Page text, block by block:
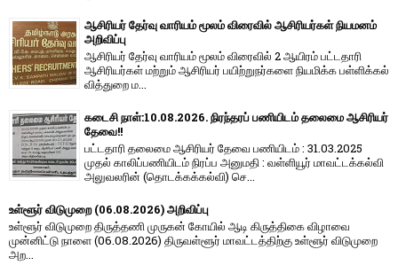
ஆசிரியர் தேர்வு வாரியம் மூலம் விரைவில் ஆசிரியர்கள் நியமனம்
அறிவிப்பு
ஆசிரியர் தேர்வு வாரி​யம் மூலம் விரை​வில் 2 ஆயிரம் பட்​ட​தாரி
ஆசிரியர்​கள் மற்​றும் ஆசிரியர் பயிற்றுநர்​களை நியமிக்க பள்​ளிக்​கல்​
வித்​துறை ம...
கடைசி நாள்:10.08.2026. நிரந்தரப் பணியிடம் தலைமை ஆசிரியர்
தேவை!!
பட்டதாரி தலைமை ஆசிரியர் தேவை பணியிடம் : 31.03.2025
முதல் காலிப்பணியிடம் நிரப்ப அனுமதி : வள்ளியூர் மாவட்டக்கல்வி
அலுவலரின் (தொடக்கக்கல்வி) செ...
உள்ளூர் விடுமுறை (06.08.2026) அறிவிப்பு
உள்ளூர் விடுமுறை திருத்தணி முருகன் கோயில் ஆடி கிருத்திகை விழாவை
முன்னிட்டு நாளை (06.08.2026) திருவள்ளூர் மாவட்டத்திற்கு உள்ளூர் விடுமுறை
அற...